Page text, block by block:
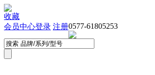
收藏
0577-61805253
登录 注册
会员中心